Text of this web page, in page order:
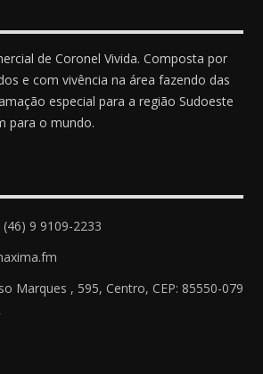
de Coronel Vivida. Composta por
e com vivência na área fazendo das
especial para a região Sudoeste
para o mundo.
9 9109-2233
Marques , 595, Centro, CEP: 85550-079